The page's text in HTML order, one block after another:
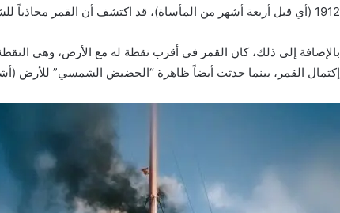
1912 (أي قبل أربعة أشهر من المأساة)، قد اكتشف أن القمر محاذياً للشمس، وتلك الظاهرة تُزيد من قوة الجاذبية فيما بينهما.
إكتمال القمر، بينما حدثت أيضاً ظاهرة “الحضيض الشمسي” للأرض